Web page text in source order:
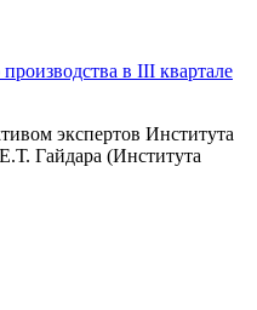
в III квартале
экспертов Института
Гайдара (Института